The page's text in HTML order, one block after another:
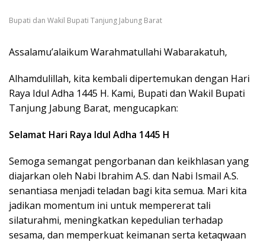
Bupati dan Wakil Bupati Tanjung Jabung Barat
Assalamu’alaikum Warahmatullahi Wabarakatuh,
Alhamdulillah, kita kembali dipertemukan dengan Hari
Raya Idul Adha 1445 H. Kami, Bupati dan Wakil Bupati
Tanjung Jabung Barat, mengucapkan:
Selamat Hari Raya Idul Adha 1445 H
Semoga semangat pengorbanan dan keikhlasan yang
diajarkan oleh Nabi Ibrahim A.S. dan Nabi Ismail A.S.
senantiasa menjadi teladan bagi kita semua. Mari kita
jadikan momentum ini untuk mempererat tali
silaturahmi, meningkatkan kepedulian terhadap
sesama, dan memperkuat keimanan serta ketaqwaan